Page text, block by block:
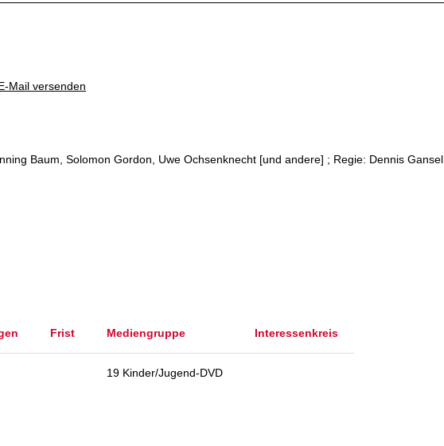
Mail versenden
Baum, Solomon Gordon, Uwe Ochsenknecht [und andere] ; Regie: Dennis Gansel
Frist Mediengruppe Interessenkreis
19 Kinder/Jugend-DVD